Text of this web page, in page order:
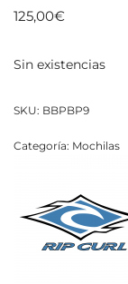
125,00€
Sin existencias
SKU: BBPBP9
Categoría: Mochilas